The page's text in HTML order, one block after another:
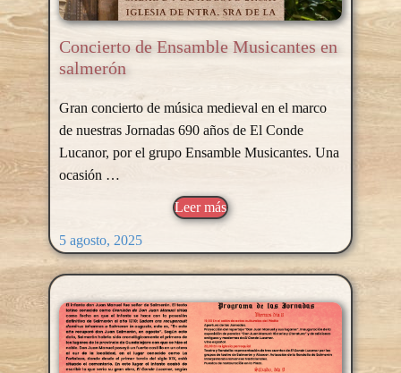
Concierto de Ensamble Musicantes en
salmerón
Gran concierto de música medieval en el marco
de nuestras Jornadas 690 años de El Conde
Lucanor, por el grupo Ensamble Musicantes. Una
ocasión …
Leer más
5 agosto, 2025